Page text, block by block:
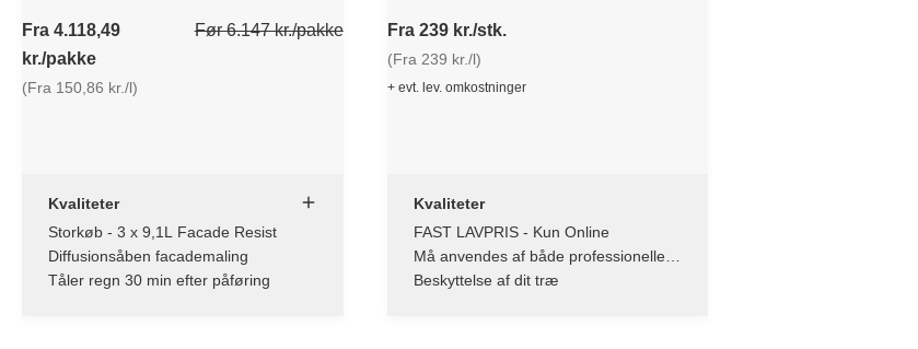
Fra 4.118,49
kr./pakke
(Fra 150,86 kr./l)
Før 6.147 kr./pakke
Kvaliteter
Storkøb - 3 x 9,1L Facade Resist
Diffusionsåben facademaling
Tåler regn 30 min efter påføring
Fra 239 kr./stk.
(Fra 239 kr./l)
+ evt. lev. omkostninger
Kvaliteter
FAST LAVPRIS - Kun Online
Må anvendes af både professionelle
og private.
Beskyttelse af dit træ